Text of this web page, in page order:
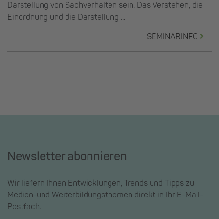
Darstellung von Sachverhalten sein. Das Verstehen, die
Einordnung und die Darstellung ...
SEMINARINFO
Newsletter abonnieren
Wir liefern Ihnen Entwicklungen, Trends und Tipps zu
Medien-und Weiterbildungsthemen direkt in Ihr E-Mail-
Postfach.